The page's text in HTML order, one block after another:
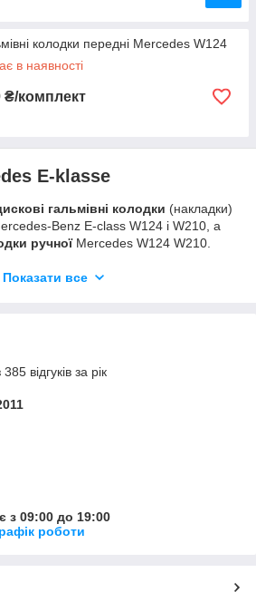
колодки передні Mercedes W124
в наявності
₴/комплект
E-klasse
гальмівні колодки (накладки)
Benz E-class W124 і W210, а
ручноїMercedes W124 W210.
гальма Мерседес 124 і 210.
Сучасні колодки мають витримувати
свою функцію також
накладки ускладнився і в
Крім природного зносу колодок,
вийти з ладу або припинити
потрапляння оливи, агресивних
рідина).
Показати все
відгуків за рік
з 09:00 до 19:00
роботи